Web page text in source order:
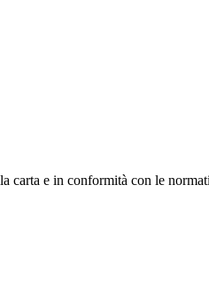
carta e in conformità con le